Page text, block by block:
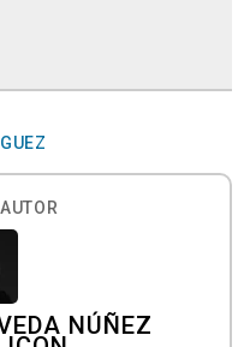
NÚÑEZ